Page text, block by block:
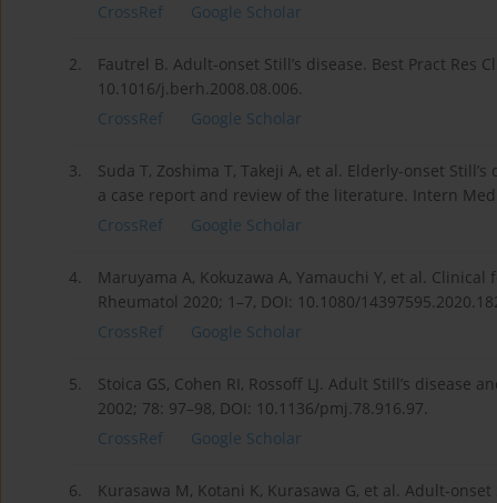
CrossRef
Google Scholar
2.
Fautrel B. Adult-onset Still’s disease. Best Pract Res
10.1016/j.berh.2008.08.006.
CrossRef
Google Scholar
3.
Suda T, Zoshima T, Takeji A, et al. Elderly-onset
a case report and review of the literature. Intern
CrossRef
Google Scholar
4.
Maruyama A, Kokuzawa A, Yamauchi Y, et al.
Rheumatol 2020; 1–7, DOI: 10.1080/
CrossRef
Google Scholar
5.
Stoica GS, Cohen RI, Rossoff LJ. Adult Still’s
2002; 78: 97–98, DOI: 10.1136/pmj.78.916.97.
CrossRef
Google Scholar
6.
Kurasawa M, Kotani K, Kurasawa G, et al. Adult-